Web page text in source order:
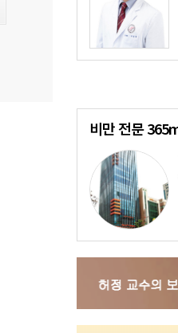
비만 전문